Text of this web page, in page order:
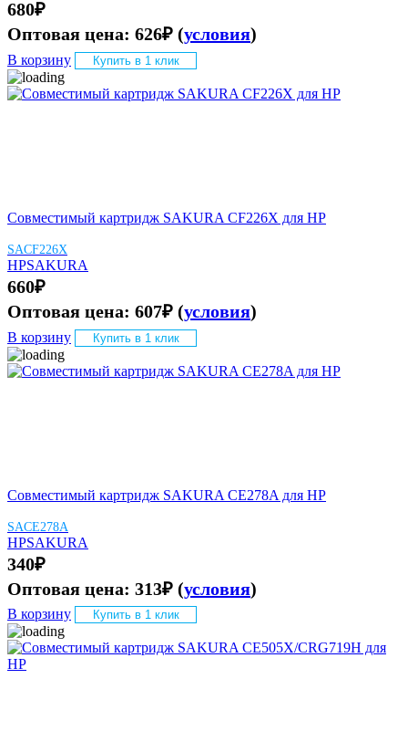
680₽
Оптовая цена: 626₽ (условия)
В корзину Купить в 1 клик
Совместимый картридж SAKURA CF226X для HP
SACF226X
HPSAKURA
660₽
Оптовая цена: 607₽ (условия)
В корзину Купить в 1 клик
Совместимый картридж SAKURA CE278A для HP
SACE278A
HPSAKURA
340₽
Оптовая цена: 313₽ (условия)
В корзину Купить в 1 клик